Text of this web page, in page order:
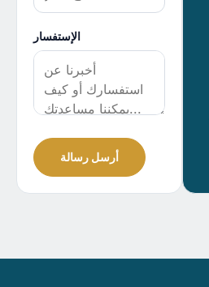
الإستفسار